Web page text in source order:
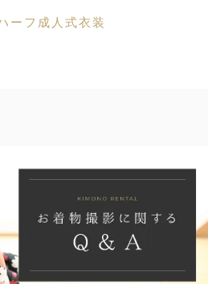
ーフ成人式衣装